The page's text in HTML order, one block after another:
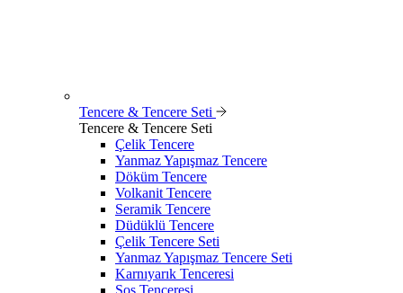
Tencere & Tencere Seti
Tencere & Tencere Seti
Çelik Tencere
Yanmaz Yapışmaz Tencere
Döküm Tencere
Volkanit Tencere
Seramik Tencere
Düdüklü Tencere
Çelik Tencere Seti
Yanmaz Yapışmaz Tencere Seti
Karnıyarık Tenceresi
Sos Tenceresi